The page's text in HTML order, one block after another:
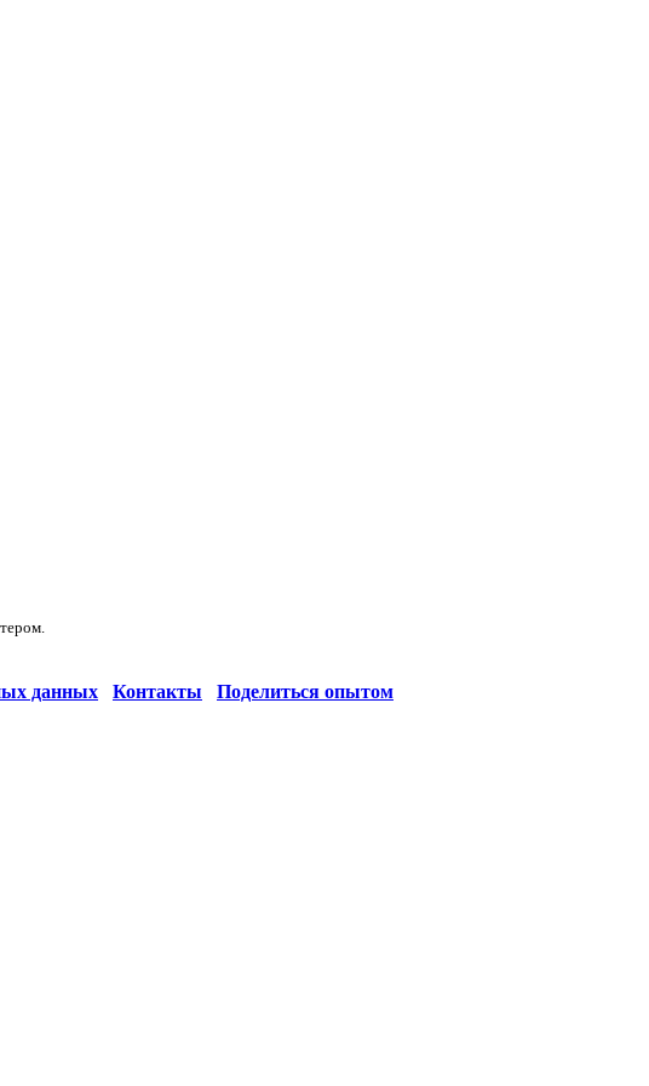
данных Контакты Поделиться опытом